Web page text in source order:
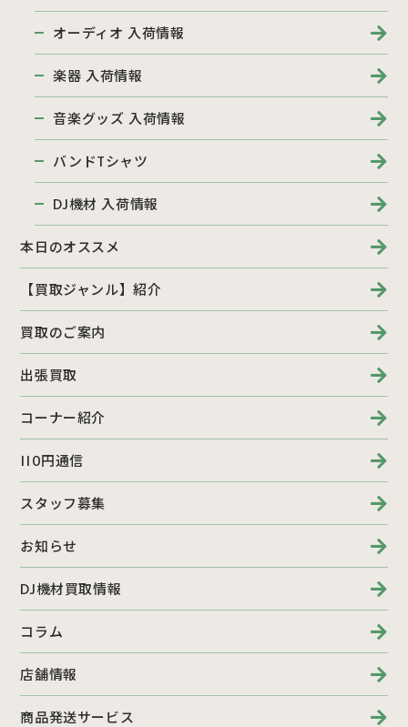
オーディオ 入荷情報
楽器 入荷情報
音楽グッズ 入荷情報
バンドTシャツ
DJ機材 入荷情報
本日のオススメ
【買取ジャンル】紹介
買取のご案内
出張買取
コーナー紹介
110円通信
スタッフ募集
お知らせ
DJ機材買取情報
コラム
店舗情報
商品発送サービス